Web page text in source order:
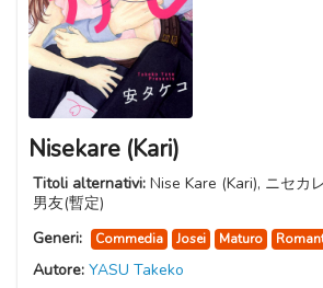
Nisekare (Kari)
Titoli alternativi: Nise Kare (Kari), ニセカ
男友(暫定)
Generi:
Commedia Josei Maturo
Autore: YASU Takeko